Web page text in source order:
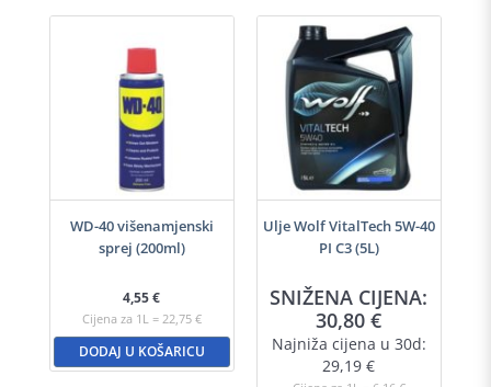
WD-40 višenamjenski
sprej (200ml)
4,55€
Cijena za 1L = 22,75 €
DODAJ U KOŠARICU
Ulje Wolf VitalTech 5W-40
PI C3 (5L)
SNIŽENA CIJENA:
30,80€
Najniža cijena u 30d:
29,19€